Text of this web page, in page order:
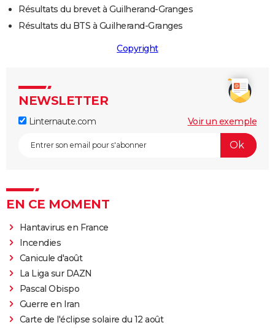
Résultats du brevet à Guilherand-Granges
Résultats du BTS à Guilherand-Granges
Copyright
NEWSLETTER
Linternaute.com Voir un exemple
EN CE MOMENT
Hantavirus en France
Incendies
Canicule d'août
La Liga sur DAZN
Pascal Obispo
Guerre en Iran
Carte de l'éclipse solaire du 12 août